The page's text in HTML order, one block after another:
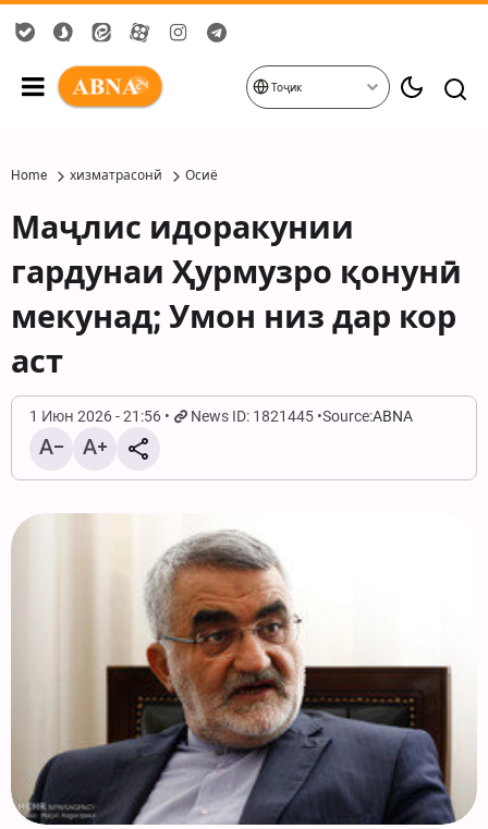
Тоҷик
Home хизматрасонй Осиё
Маҷлис идоракунии
гардунаи Ҳурмузро қонунӣ
мекунад; Умон низ дар кор
аст
1 Июн 2026 - 21:56 News ID: 1821445 Source:ABNA